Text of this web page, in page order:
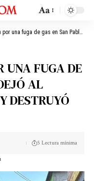
Aa
gas en San Pablo dejó al menos un muerto y destruyó 35 viviendas
UNA FUGA DE
AL
DESTRUYÓ
5 Lectura mínima